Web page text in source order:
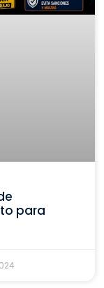
para